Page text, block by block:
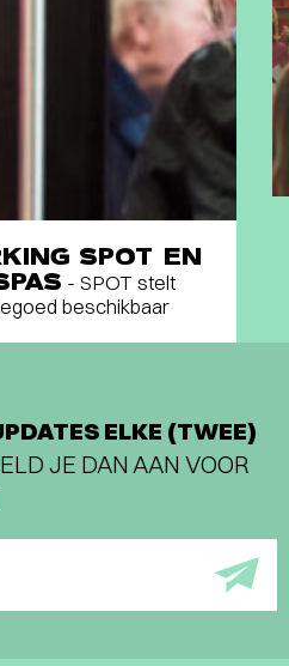
SPOT EN
- SPOT stelt
beschikbaar
ELKE (TWEE)
JE DAN AAN VOOR